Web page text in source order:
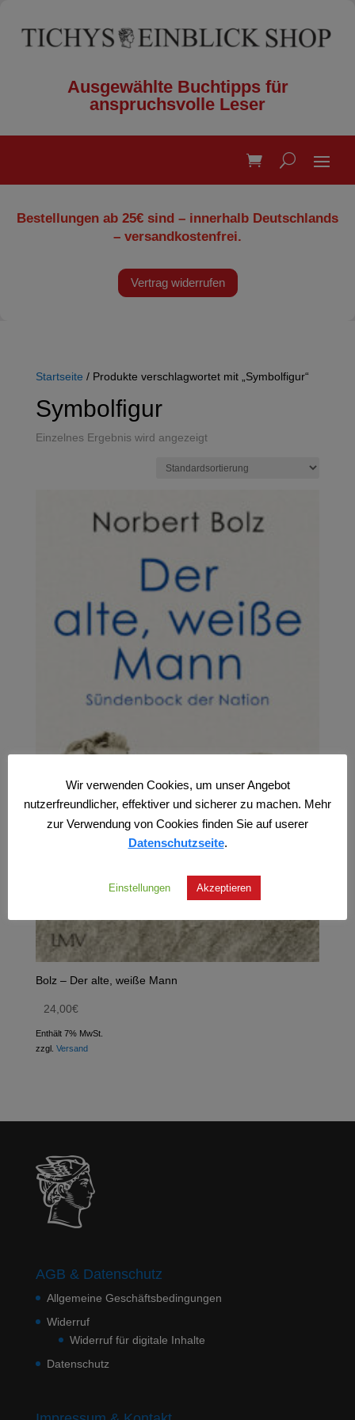
Ausgewählte Buchtipps für
anspruchsvolle Leser
Bestellungen ab 25€ sind – innerhalb Deutschlands
– versandkostenfrei.
Vertrag widerrufen
Startseite / Produkte verschlagwortet mit „Symbolfigur“
Symbolfigur
Einzelnes Ergebnis wird angezeigt
Bolz – Der alte, weiße Mann
24,00€
Enthält 7% MwSt.
zzgl. Versand
AGB & Datenschutz
Allgemeine Geschäftsbedingungen
Widerruf
Widerruf für digitale Inhalte
Datenschutz
Wir verwenden Cookies, um unser Angebot
nutzerfreundlicher, effektiver und sicherer zu machen. Mehr
zur Verwendung von Cookies finden Sie auf userer
Datenschutzseite.
Einstellungen Akzeptieren